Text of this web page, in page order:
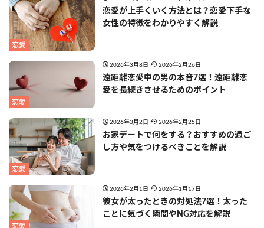
恋愛
恋愛が上手くいく方法とは？恋愛下手な
女性の特徴をわかりやすく解説
恋愛
2026年3月8日 2026年2月26日
遠距離恋愛中の男の本音7選！遠距離恋
愛を長続きさせるためのポイント
恋愛
2026年3月2日 2026年2月25日
お家デートで何をする？おすすめの過ご
し方や気をつけるべきことを解説
恋愛
2026年2月1日 2026年1月17日
彼女が太ったときの対処法7選！太った
ことに気づく瞬間やNG対応を解説